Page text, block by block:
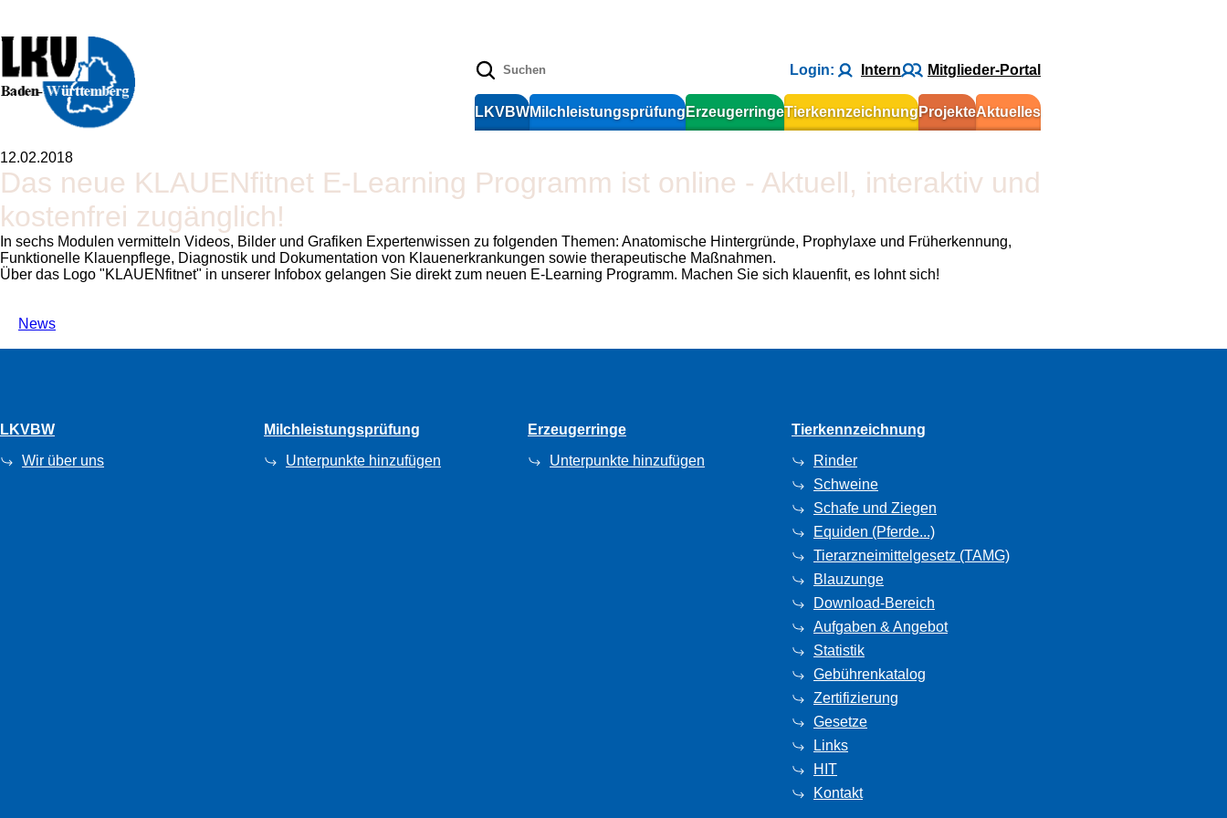
Login: Intern Mitglieder-Portal
LKVBWMilchleistungsprüfungErzeugerringeTierkennzeichnungProjekteAktuelles
12.02.2018
Das neue KLAUENfitnet E-Learning Programm ist online - Aktuell, interaktiv und
kostenfrei zugänglich!
In sechs Modulen vermitteln Videos, Bilder und Grafiken Expertenwissen zu folgenden Themen: Anatomische Hintergründe, Prophylaxe und Früherkennung,
Funktionelle Klauenpflege, Diagnostik und Dokumentation von Klauenerkrankungen sowie therapeutische Maßnahmen.
Über das Logo
KLAUENfitnet in unserer Infobox gelangen Sie direkt zum neuen E-Learning Programm. Machen Sie sich klauenfit, es lohnt sich!
News
LKVBW
Wir über uns
Milchleistungsprüfung
Unterpunkte hinzufügen
Erzeugerringe
Unterpunkte hinzufügen
Tierkennzeichnung
Rinder
Schweine
Schafe und Ziegen
Equiden (Pferde...)
Tierarzneimittelgesetz (TAMG)
Blauzunge
Download-Bereich
Aufgaben & Angebot
Statistik
Gebührenkatalog
Zertifizierung
Gesetze
Links
HIT
Kontakt